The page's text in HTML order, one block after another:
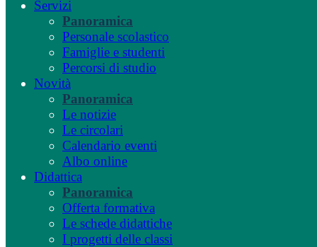
Servizi
Panoramica
Personale scolastico
Famiglie e studenti
Percorsi di studio
Novità
Panoramica
Le notizie
Le circolari
Calendario eventi
Albo online
Didattica
Panoramica
Offerta formativa
Le schede didattiche
I progetti delle classi